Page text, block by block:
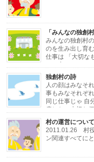
「みんなの独創
みんなの独創村
のを生み出し育
仕事は 「大切な
独創村の詩
人の顔はみなそ
事もみなそれぞ
同じ仕事じゃ 自
戻したい大切な
村の運営について
2011.01.26 村役
ン関連すべてに